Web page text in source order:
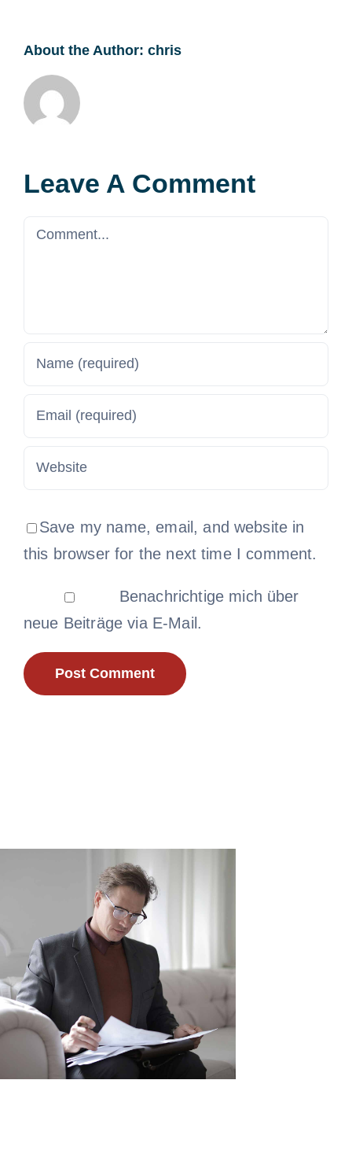
About the Author: chris
Leave A Comment
Comment
Save my name, email, and website in
this browser for the next time I comment.
Benachrichtige mich über
neue Beiträge via E-Mail.